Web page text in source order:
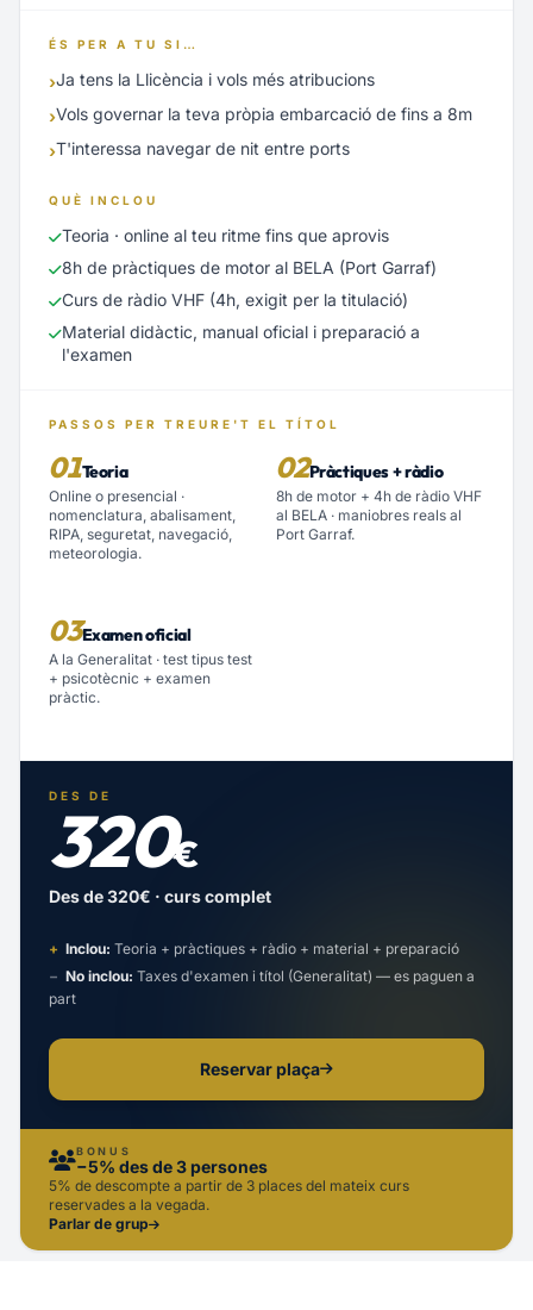
ÉS PER A TU SI…
›Ja tens la Llicència i vols més atribucions
›Vols governar la teva pròpia embarcació de fins a 8m
›T'interessa navegar de nit entre ports
QUÈ INCLOU
Teoria · online al teu ritme fins que aprovis
8h de pràctiques de motor al BELA (Port Garraf)
Curs de ràdio VHF (4h, exigit per la titulació)
Material didàctic, manual oficial i preparació a
l'examen
PASSOS PER TREURE'T EL TÍTOL
01Teoria
Online o presencial ·
nomenclatura, abalisament,
RIPA, seguretat, navegació,
meteorologia.
02Pràctiques + ràdio
8h de motor + 4h de ràdio VHF
al BELA · maniobres reals al
Port Garraf.
03Examen oficial
A la Generalitat · test tipus test
+ psicotècnic + examen
pràctic.
DES DE
320€
Des de 320€ · curs complet
+ Inclou: Teoria + pràctiques + ràdio + material + preparació
− No inclou: Taxes d'examen i títol (Generalitat) — es paguen a
part
Reservar plaça
BONUS
−5% des de 3 persones
5% de descompte a partir de 3 places del mateix curs
reservades a la vegada.
Parlar de grup